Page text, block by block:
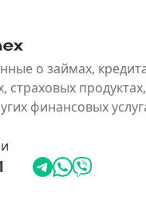
о займах,
страховых
финансовых